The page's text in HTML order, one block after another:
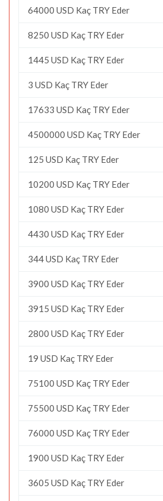
64000 USD Kaç TRY Eder
8250 USD Kaç TRY Eder
1445 USD Kaç TRY Eder
3 USD Kaç TRY Eder
17633 USD Kaç TRY Eder
4500000 USD Kaç TRY Eder
125 USD Kaç TRY Eder
10200 USD Kaç TRY Eder
1080 USD Kaç TRY Eder
4430 USD Kaç TRY Eder
344 USD Kaç TRY Eder
3900 USD Kaç TRY Eder
3915 USD Kaç TRY Eder
2800 USD Kaç TRY Eder
19 USD Kaç TRY Eder
75100 USD Kaç TRY Eder
75500 USD Kaç TRY Eder
76000 USD Kaç TRY Eder
1900 USD Kaç TRY Eder
3605 USD Kaç TRY Eder